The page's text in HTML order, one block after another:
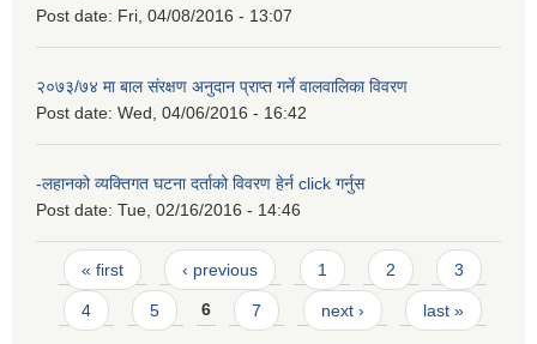
Post date: Fri, 04/08/2016 - 13:07
२०७३/७४ मा बाल संरक्षण अनुदान प्राप्त गर्ने वालवालिका विवरण
Post date: Wed, 04/06/2016 - 16:42
-लहानको व्यक्तिगत घटना दर्ताको विवरण हेर्न click गर्नुस
Post date: Tue, 02/16/2016 - 14:46
Pages
« first ‹ previous 1 2 3
4 5 6 7 next › last »